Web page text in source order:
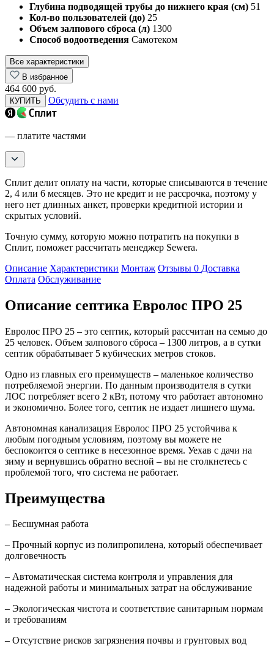
Глубина подводящей трубы до нижнего края (см) 51
Кол-во пользователей (до) 25
Объем залпового сброса (л) 1300
Способ водоотведения Самотеком
Все характеристики
В избранное
464 600 руб.
КУПИТЬ Обсудить с нами
— платите частями
Сплит делит оплату на части, которые списываются в течение
2, 4 или 6 месяцев. Это не кредит и не рассрочка, поэтому у
него нет длинных анкет, проверки кредитной истории и
скрытых условий.
Точную сумму, которую можно потратить на покупки в
Сплит, поможет рассчитать менеджер Sewera.
Описание Характеристики Монтаж Отзывы 0 Доставка
Оплата Обслуживание
Описание септика Евролос ПРО 25
Евролос ПРО 25 – это септик, который рассчитан на семью до
25 человек. Объем залпового сброса – 1300 литров, а в сутки
септик обрабатывает 5 кубических метров стоков.
Одно из главных его преимуществ – маленькое количество
потребляемой энергии. По данным производителя в сутки
ЛОС потребляет всего 2 кВт, потому что работает автономно
и экономично. Более того, септик не издает лишнего шума.
Автономная канализация Евролос ПРО 25 устойчива к
любым погодным условиям, поэтому вы можете не
беспокоится о септике в несезонное время. Уехав с дачи на
зиму и вернувшись обратно весной – вы не столкнетесь с
проблемой того, что система не работает.
Преимущества
– Бесшумная работа
– Прочный корпус из полипропилена, который обеспечивает
долговечность
– Автоматическая система контроля и управления для
надежной работы и минимальных затрат на обслуживание
– Экологическая чистота и соответствие санитарным нормам
и требованиям
– Отсутствие рисков загрязнения почвы и грунтовых вод